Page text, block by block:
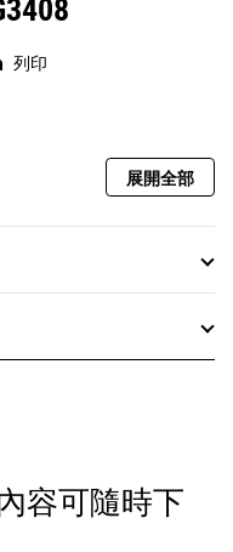
列印
展開全部
容可隨時下